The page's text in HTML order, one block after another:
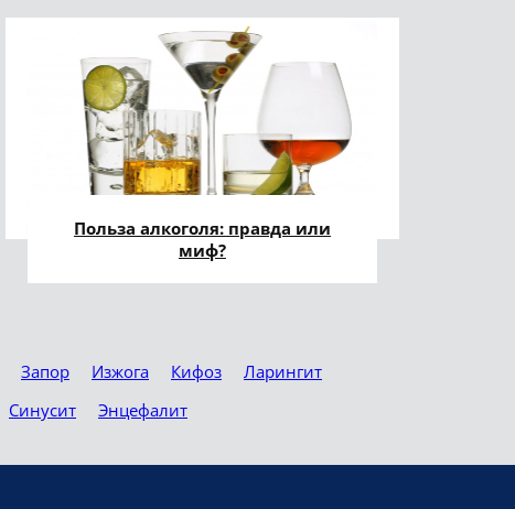
Польза алкоголя: правда или
миф?
Запор Изжога Кифоз
Ларингит
Синусит Энцефалит